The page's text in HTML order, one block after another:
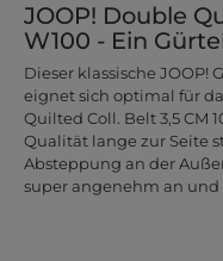
JOOP! Double
W100 - Ein
Dieser klassische JOOP!
eignet sich optimal für
Quilted Coll. Belt 3,5 CM
Qualität lange zur Seite
Absteppung an der
super angenehm an